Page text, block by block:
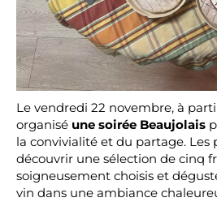
Le vendredi 22 novembre, à
organisé une soirée Beaujolais
la convivialité et du partage.
découvrir une sélection de cinq
soigneusement choisis et
vin dans une ambiance